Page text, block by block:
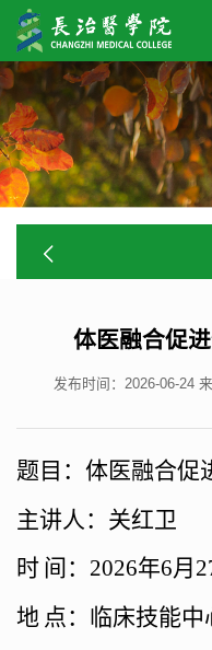
体医融合促
发布时间：2026-06-24
题目：体医融合促
主讲人：关红卫
时 间： 2026年6月
地 点： 临床技能中